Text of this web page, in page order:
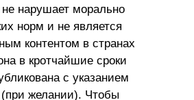
не нарушает морально
норм и не является
контентом в странах
в кротчайшие сроки
с указанием
(при желании). Чтобы